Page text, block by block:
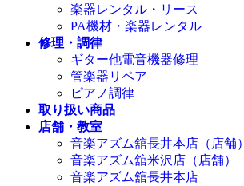
楽器レンタル・リース
PA機材・楽器レンタル
修理・調律
ギター他電音機器修理
管楽器リペア
ピアノ調律
取り扱い商品
店舗・教室
音楽アズム舘長井本店（店舗）
音楽アズム舘米沢店（店舗）
音楽アズム舘長井本店